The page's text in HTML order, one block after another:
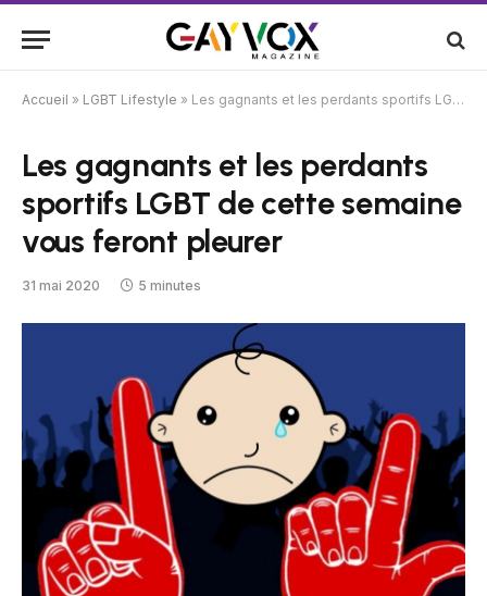
Accueil » LGBT Lifestyle » Les gagnants et les perdants sportifs LGBT de cette semaine vous feront pleurer
Les gagnants et les perdants
sportifs LGBT de cette semaine
vous feront pleurer
31 mai 2020 5 minutes